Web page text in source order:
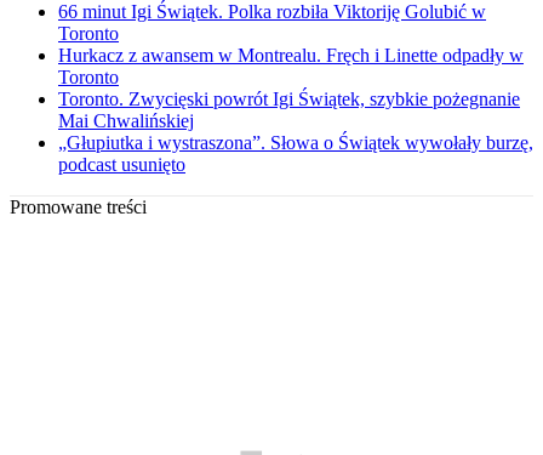
66 minut Igi Świątek. Polka rozbiła Viktoriję Golubić w
Toronto
Hurkacz z awansem w Montrealu. Fręch i Linette odpadły w
Toronto
Toronto. Zwycięski powrót Igi Świątek, szybkie pożegnanie
Mai Chwalińskiej
„Głupiutka i wystraszona”. Słowa o Świątek wywołały burzę,
podcast usunięto
Promowane treści